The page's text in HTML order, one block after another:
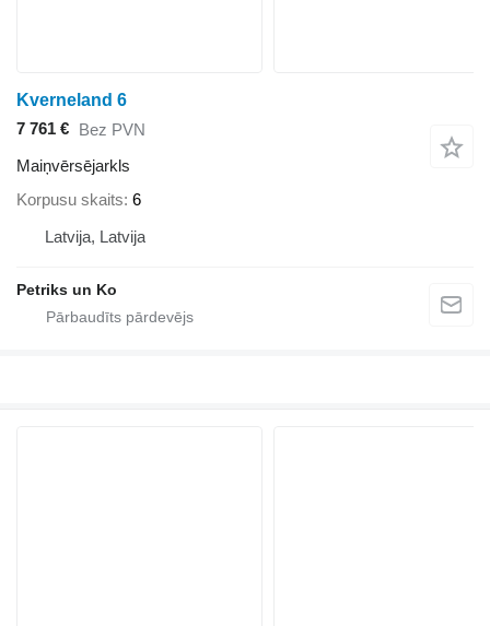
Kverneland 6
7 761 €
Bez PVN
Maiņvērsējarkls
Korpusu skaits 6
Latvija, Latvija
Petriks un Ko